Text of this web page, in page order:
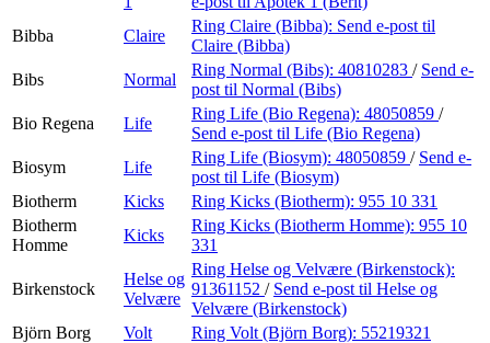
Bibba
Claire
Ring Claire (Bibba): Send e-post til
Claire (Bibba)
Bibs
Normal
Ring Normal (Bibs): 40810283 / Send e-
post til Normal (Bibs)
Bio Regena
Life
Ring Life (Bio Regena): 48050859 /
Send e-post til Life (Bio Regena)
Biosym
Life
Ring Life (Biosym): 48050859 / Send e-
post til Life (Biosym)
Biotherm
Kicks Ring Kicks (Biotherm): 955 10 331
Biotherm
Homme
Kicks
Ring Kicks (Biotherm Homme): 955 10
331
Birkenstock
Helse og
Velvære
Ring Helse og Velvære (Birkenstock):
91361152 / Send e-post til Helse og
Velvære (Birkenstock)
Björn Borg
Volt Ring Volt (Björn Borg): 55219321